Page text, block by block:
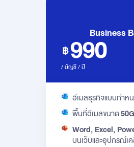
Business
990
/ บัญชี / ปี
อีเมลธุรกิจแบบกำห
พื้นที่อีเมลขนาด
Word, Excel,
บนเว็บและอุปกรณ์เ